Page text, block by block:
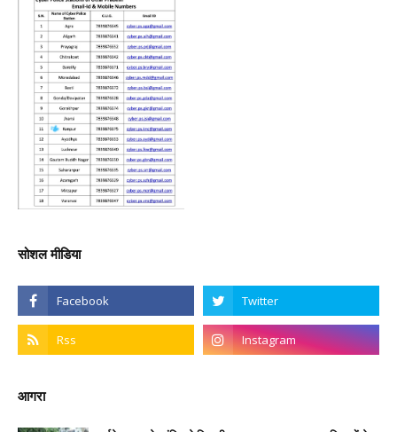
सोशल मीडिया
आगरा